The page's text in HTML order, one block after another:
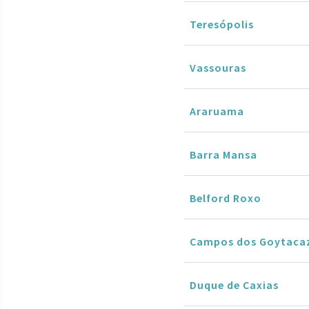
Teresópolis
Vassouras
Araruama
Barra Mansa
Belford Roxo
Campos dos
Duque de Caxias